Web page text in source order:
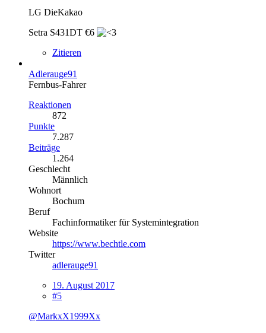
LG DieKakao
Setra S431DT €6
Zitieren
Adlerauge91
Fernbus-Fahrer
Reaktionen
872
Punkte
7.287
Beiträge
1.264
Geschlecht
Männlich
Wohnort
Bochum
Beruf
Fachinformatiker für Systemintegration
Website
https://www.bechtle.com
Twitter
adlerauge91
19. August 2017
#5
@MarkxX1999Xx